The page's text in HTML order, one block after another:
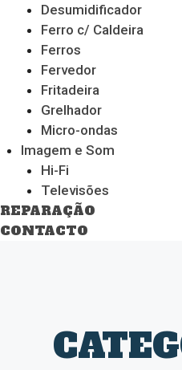
Desumidificador
Ferro c/ Caldeira
Ferros
Fervedor
Fritadeira
Grelhador
Micro-ondas
Imagem e Som
Hi-Fi
Televisões
REPARAÇÃO
CONTACTO